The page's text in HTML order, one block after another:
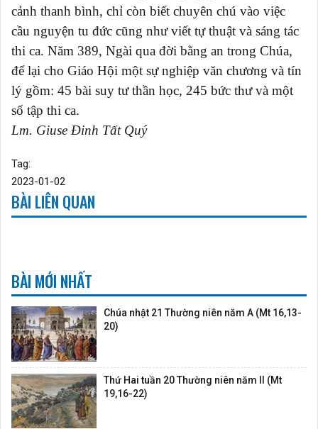
cảnh thanh bình, chỉ còn biết chuyên chú vào việc
cầu nguyện tu đức cũng như viết tự thuật và sáng tác
thi ca. Năm 389, Ngài qua đời bằng an trong Chúa,
để lại cho Giáo Hội một sự nghiệp văn chương và tín
lý gồm: 45 bài suy tư thần học, 245 bức thư và một
số tập thi ca.
Lm. Giuse Đinh Tất Quý
Tag:
2023-01-02
BÀI LIÊN QUAN
BÀI MỚI NHẤT
Chúa nhật 21 Thường niên năm A (Mt 16,13-
20)
Thứ Hai tuần 20 Thường niên năm II (Mt
19,16-22)